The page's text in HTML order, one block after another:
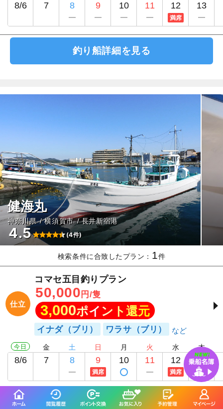
8/6 7 8 9 10 11 12
満席
13
釣り船詳細を見る
健海丸
神奈川県 横須賀市 長井新宿港
4.5 (4件)
検索条件に合致したプラン： 1件
仕立
コマセ五目釣りプラン
50,000 円/隻
3,000ポイント還元
イナダ（ブリ） ワラサ（ブリ）
今日
8/6
金
7
土
8
日
9
満席
月
10
火
11
水
12
満席
木
13
満席
釣り船詳細を見る